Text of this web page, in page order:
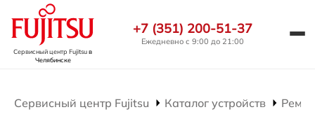
Сервисный центр Fujitsuв
Челябинске
+7 (351) 200-51-37
Ежедневно с 9:00 до 21:00
Сервисный центр Fujitsu Каталог устройств